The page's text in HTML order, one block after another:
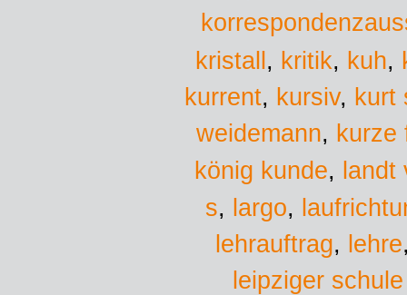
kristall, kritik, kuh,
kurrent, kursiv, kurt
weidemann, kurze
könig kunde, landt
s, largo,
lehrauftrag, lehre
leipziger